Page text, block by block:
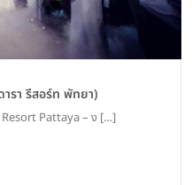
รา รีสอร์ท พัทยา)
Pattaya – ง […]